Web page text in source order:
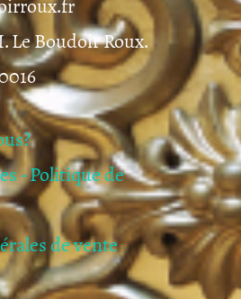
Le Boudoir Roux.
- Politique de
de vente